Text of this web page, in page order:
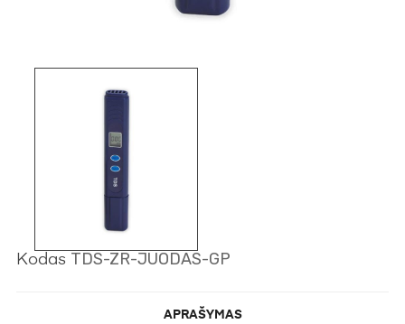
Kodas TDS-ZR-JUODAS-GP
APRAŠYMAS